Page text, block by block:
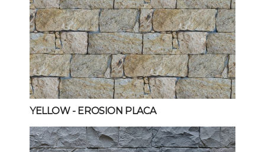
YELLOW- EROSION PLACA